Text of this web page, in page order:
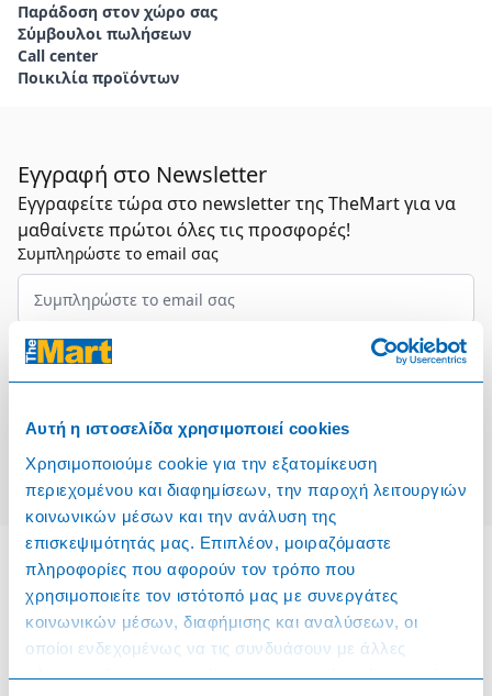
Αυτή η ιστοσελίδα χρησιμοποιεί cookies
Χρησιμοποιούμε cookie για την εξατομίκευση
περιεχομένου και διαφημίσεων, την παροχή λειτουργιών
κοινωνικών μέσων και την ανάλυση της
επισκεψιμότητάς μας. Επιπλέον, μοιραζόμαστε
πληροφορίες που αφορούν τον τρόπο που
χρησιμοποιείτε τον ιστότοπό μας με συνεργάτες
κοινωνικών μέσων, διαφήμισης και αναλύσεων, οι
οποίοι ενδεχομένως να τις συνδυάσουν με άλλες
πληροφορίες που τους έχετε παραχωρήσει ή τις οποίες
Παράδοση στον χώρο σας
Σύμβουλοι πωλήσεων
Call center
Ποικιλία προϊόντων
Εγγραφή στο Newsletter
Εγγραφείτε τώρα στο newsletter της TheMart για να
μαθαίνετε πρώτοι όλες τις προσφορές!
Συμπληρώστε το email σας
Επιλέξτε τον τομέα σας
Πληροφορίες
Όροι & Προϋποθέσεις